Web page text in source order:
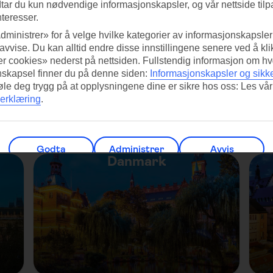
tsjekkiske julespesialiteter og håndlagde dekorasjoner. Duften av
bakverk grillet over åpen ild) og Svařák (krydret gløgg) vil gi deg en
og hele byen er pyntet til jul. Områdene rundt Prahas slott og
Europa
Danmark
du kun nødvendige informasjonskapsler, og vår nettside
for å velge hvilke kategorier av informasjonskapsler
Du kan alltid endre disse innstillingene senere ved å
cookies» nederst på nettsiden. Fullstendig informasjon om
finner du på denne siden: Informasjonskapsler og
deg trygg på at opplysningene dine er sikre hos oss: Les vår
.
Godta Administrer Avvis